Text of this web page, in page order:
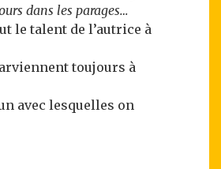
dans les parages…
le talent de l’autrice à
toujours à
avec lesquelles on